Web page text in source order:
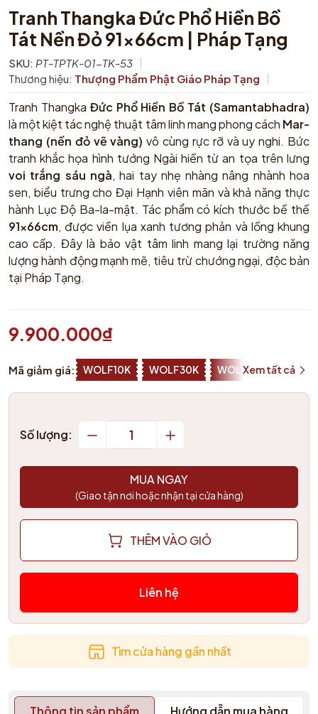
Tranh Thangka Đức Phổ Hiền Bồ
Tát Nền Đỏ 91x66cm | Pháp Tạng
SKU: PT-TPTK-01-TK-53
Thương hiệu: Thượng Phẩm Phật Giáo Pháp Tạng
Tranh Thangka Đức Phổ Hiền Bồ Tát (Samantabhadra)
là một kiệt tác nghệ thuật tâm linh mang phong cách Mar-
thang (nền đỏ vẽ vàng) vô cùng rực rỡ và uy nghi. Bức
tranh khắc họa hình tướng Ngài hiền từ an tọa trên lưng
voi trắng sáu ngà, hai tay nhẹ nhàng nâng nhành hoa
sen, biểu trưng cho Đại Hạnh viên mãn và khả năng thực
hành Lục Độ Ba-la-mật. Tác phẩm có kích thước bề thế
91x66cm, được viền lụa xanh tương phản và lồng khung
cao cấp. Đây là bảo vật tâm linh mang lại trường năng
lượng hành động mạnh mẽ, tiêu trừ chướng ngại, độc bản
tại Pháp Tạng.
9.900.000₫
Mã giảm giá: WOLF10K WOLF30K WOLF50KXem tất cả
Số lượng:
MUA NGAY
(Giao tận nơi hoặc nhận tại cửa hàng)
THÊM VÀO GIỎ
Liên hệ
Tìm cửa hàng gần nhất
Thông tin sản phẩm
Hướng dẫn mua hàng